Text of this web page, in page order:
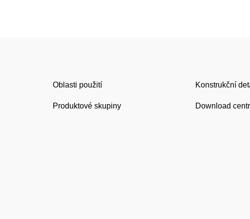
Oblasti použití
Produktové skupiny
Konstrukční
Download